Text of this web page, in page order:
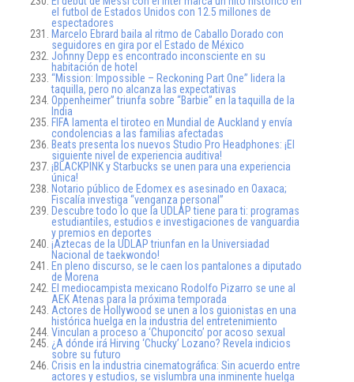
el futbol de Estados Unidos con 12.5 millones de
espectadores
Marcelo Ebrard baila al ritmo de Caballo Dorado con
seguidores en gira por el Estado de México
Johnny Depp es encontrado inconsciente en su
habitación de hotel
“Mission: Impossible – Reckoning Part One” lidera la
taquilla, pero no alcanza las expectativas
Oppenheimer” triunfa sobre “Barbie” en la taquilla de la
India
FIFA lamenta el tiroteo en Mundial de Auckland y envía
condolencias a las familias afectadas
Beats presenta los nuevos Studio Pro Headphones: ¡El
siguiente nivel de experiencia auditiva!
¡BLACKPINK y Starbucks se unen para una experiencia
única!
Notario público de Edomex es asesinado en Oaxaca;
Fiscalía investiga “venganza personal”
Descubre todo lo que la UDLAP tiene para ti: programas
estudiantiles, estudios e investigaciones de vanguardia
y premios en deportes
¡Aztecas de la UDLAP triunfan en la Universiadad
Nacional de taekwondo!
En pleno discurso, se le caen los pantalones a diputado
de Morena
El mediocampista mexicano Rodolfo Pizarro se une al
AEK Atenas para la próxima temporada
Actores de Hollywood se unen a los guionistas en una
histórica huelga en la industria del entretenimiento
Vinculan a proceso a ‘Chuponcito’ por acoso sexual
¿A dónde irá Hirving ‘Chucky’ Lozano? Revela indicios
sobre su futuro
Crisis en la industria cinematográfica: Sin acuerdo entre
actores y estudios, se vislumbra una inminente huelga